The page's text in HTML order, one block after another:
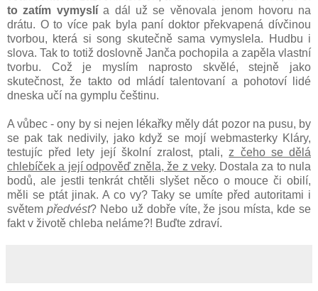
to zatím vymyslía dál už se věnovala jenom hovoru na
drátu. O to více pak byla paní doktor překvapená dívčinou
tvorbou, která si song skutečně sama vymyslela. Hudbu i
slova. Tak to totiž doslovně Janča pochopila a zapěla vlastní
tvorbu. Což je myslím naprosto skvělé, stejně jako
skutečnost, že takto od mládí talentovaní a pohotoví lidé
dneska učí na gymplu češtinu.
A vůbec - ony by si nejen lékařky měly dát pozor na pusu, by
se pak tak nedivily, jako když se mojí webmasterky Kláry,
testujíc před lety její školní zralost, ptali, z čeho se dělá
chlebíček a její odpověď zněla, že z veky. Dostala za to nula
bodů, ale jestli tenkrát chtěli slyšet něco o mouce či obilí,
měli se ptát jinak. A co vy? Taky se umíte před autoritami i
světem předvést? Nebo už dobře víte, že jsou místa, kde se
fakt v životě chleba neláme?! Buďte zdraví.